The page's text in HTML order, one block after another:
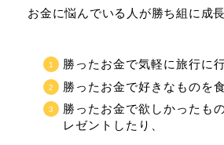
お金に悩んでいる人が勝ち組に成
勝ったお金で気軽に旅行に
勝ったお金で好きなものを
勝ったお金で欲しかったも
レゼントしたり、